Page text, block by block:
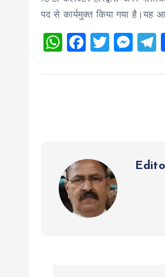
पद से कार्यमुक्त किया गया है।यह
W
at
F
ce
k
T
tt
M
se